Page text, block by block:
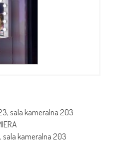
, sala kameralna 203
, sala kameralna 203